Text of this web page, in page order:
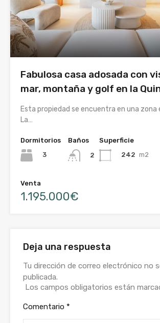
Fabulosa casa adosada con
mar, montaña y golf en la
Esta propiedad se encuentra en una zona
La…
Dormitorios
3
Baños
2
Superficie
242 m2
Venta
1.195.000€
Deja una respuesta
Tu dirección de correo electrónico no
publicada.
Los campos obligatorios están
Comentario *